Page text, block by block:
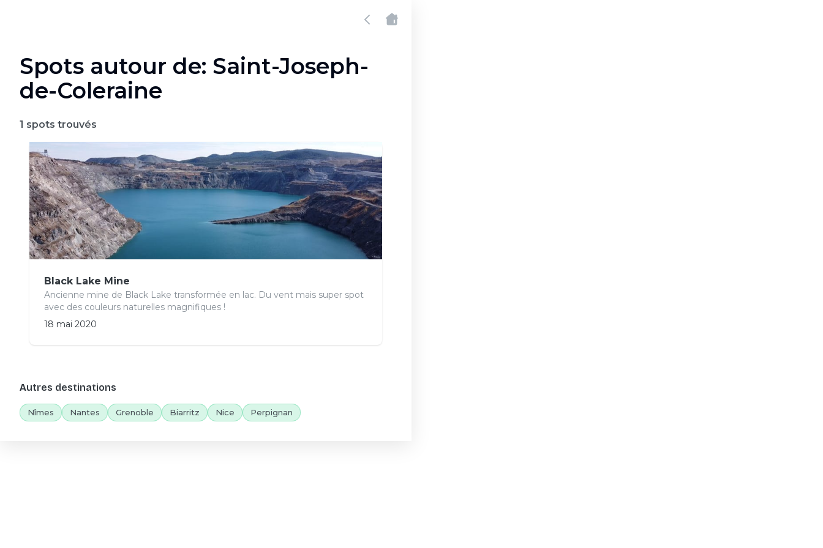
Spots autour de: Saint-Joseph-
de-Coleraine
1 spots trouvés
Black Lake Mine
Ancienne mine de Black Lake transformée en lac. Du vent mais super spot
avec des couleurs naturelles magnifiques !
18 mai 2020
Autres destinations
Nîmes Nantes Grenoble Biarritz Nice Perpignan